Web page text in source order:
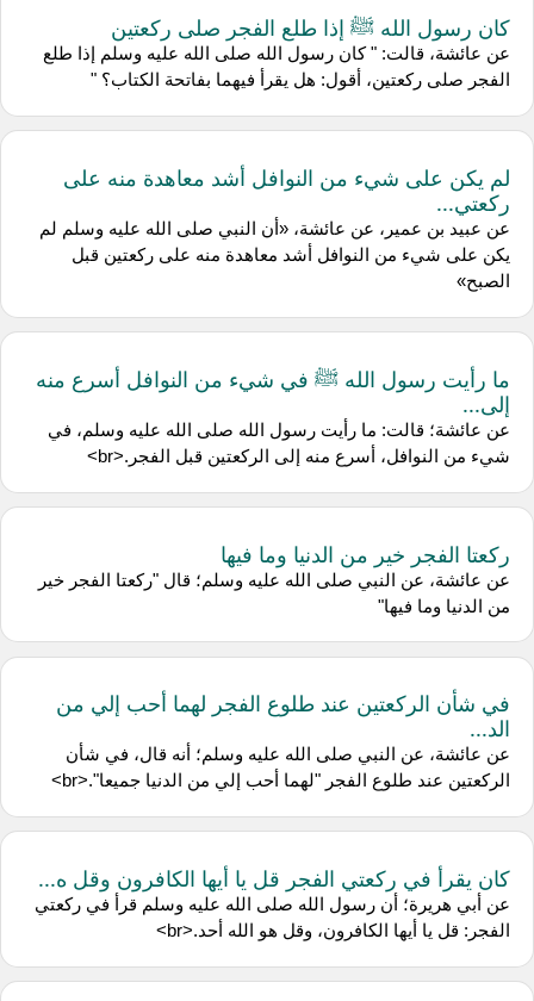
كان رسول الله ﷺ إذا طلع الفجر صلى ركعتين
عن عائشة، قالت: " كان رسول الله صلى الله عليه وسلم إذا طلع
الفجر صلى ركعتين، أقول: هل يقرأ فيهما بفاتحة الكتاب؟ "
لم يكن على شيء من النوافل أشد معاهدة منه على
ركعتي...
عن عبيد بن عمير، عن عائشة، «أن النبي صلى الله عليه وسلم لم
يكن على شيء من النوافل أشد معاهدة منه على ركعتين قبل
الصبح»
ما رأيت رسول الله ﷺ في شيء من النوافل أسرع منه
إلى...
عن عائشة؛ قالت: ما رأيت رسول الله صلى الله عليه وسلم، في
شيء من النوافل، أسرع منه إلى الركعتين قبل الفجر.<br>
ركعتا الفجر خير من الدنيا وما فيها
عن عائشة، عن النبي صلى الله عليه وسلم؛ قال "ركعتا الفجر خير
من الدنيا وما فيها"
في شأن الركعتين عند طلوع الفجر لهما أحب إلي من
الد...
عن عائشة، عن النبي صلى الله عليه وسلم؛ أنه قال، في شأن
الركعتين عند طلوع الفجر "لهما أحب إلي من الدنيا جميعا".<br>
كان يقرأ في ركعتي الفجر قل يا أيها الكافرون وقل ه...
عن أبي هريرة؛ أن رسول الله صلى الله عليه وسلم قرأ في ركعتي
الفجر: قل يا أيها الكافرون، وقل هو الله أحد.<br>